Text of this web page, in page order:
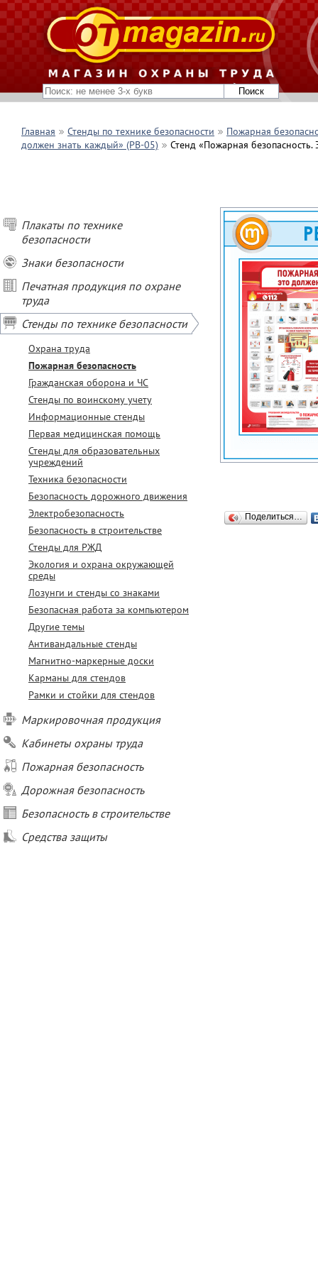
Главная Стенды по технике безопасности
Пожарная
должен знать каждый» (PB-05)
Стенд «Пожарная
Плакаты по технике
безопасности
Знаки безопасности
Печатная продукция по охране
труда
Стенды по технике безопасности
Охрана труда
Пожарная безопасность
Гражданская оборона и ЧС
Стенды по воинскому учету
Информационные стенды
Первая медицинская помощь
Стенды для образовательных
учреждений
Техника безопасности
Безопасность дорожного движения
Электробезопасность
Безопасность в строительстве
Стенды для РЖД
Экология и охрана окружающей
среды
Лозунги и стенды со знаками
Безопасная работа за компьютером
Другие темы
Антивандальные стенды
Магнитно-маркерные доски
Карманы для стендов
Рамки и стойки для стендов
Маркировочная продукция
Кабинеты охраны труда
Пожарная безопасность
Дорожная безопасность
Безопасность в строительстве
Средства защиты
Поделиться…